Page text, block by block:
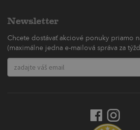
Newsletter
Chcete dostávať akciové ponuky priamo
(maximálne jedna e-mailová správa za